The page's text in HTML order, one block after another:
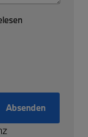
Absenden